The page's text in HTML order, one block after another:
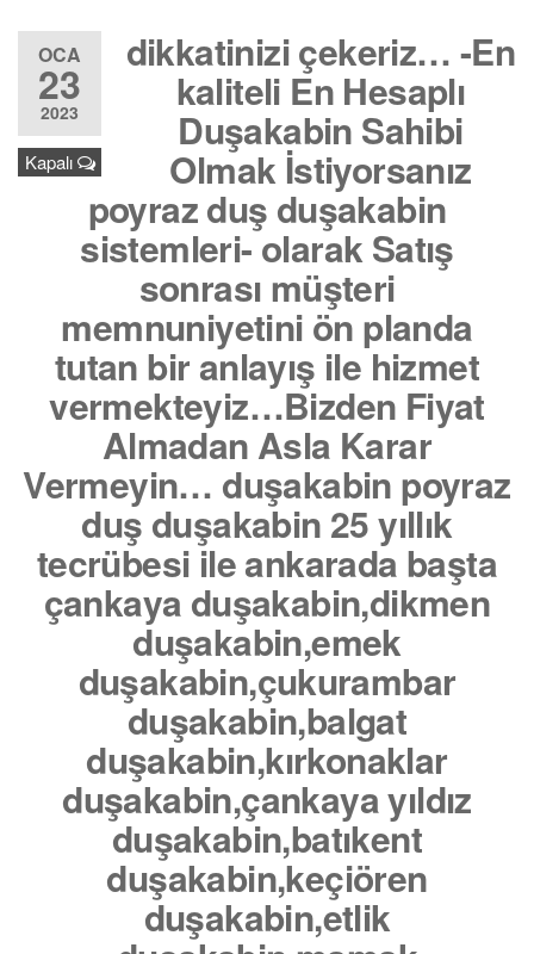
OCA
23
2023
Kapalı
dikkatinizi çekeriz… -En
kaliteli En Hesaplı
Duşakabin Sahibi
Olmak İstiyorsanız
poyraz duş duşakabin
sistemleri- olarak Satış
sonrası müşteri
memnuniyetini ön planda
tutan bir anlayış ile hizmet
vermekteyiz…Bizden Fiyat
Almadan Asla Karar
Vermeyin… duşakabin poyraz
duş duşakabin 25 yıllık
tecrübesi ile ankarada başta
çankaya duşakabin,dikmen
duşakabin,emek
duşakabin,çukurambar
duşakabin,balgat
duşakabin,kırkonaklar
duşakabin,çankaya yıldız
duşakabin,batıkent
duşakabin,keçiören
duşakabin,etlik